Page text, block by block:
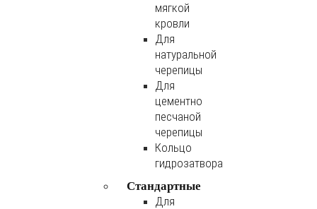
мягкой
кровли
Для
натуральной
черепицы
Для
цементно
песчаной
черепицы
Кольцо
гидрозатвора
Стандартные
Для